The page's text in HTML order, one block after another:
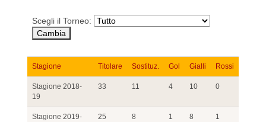
Scegli il Torneo:
Stagione Titolare Sostituz. Gol Gialli Rossi
Stagione 2018-
19
33 11 4 10 0
Stagione 2019-
25 8 1 8 1